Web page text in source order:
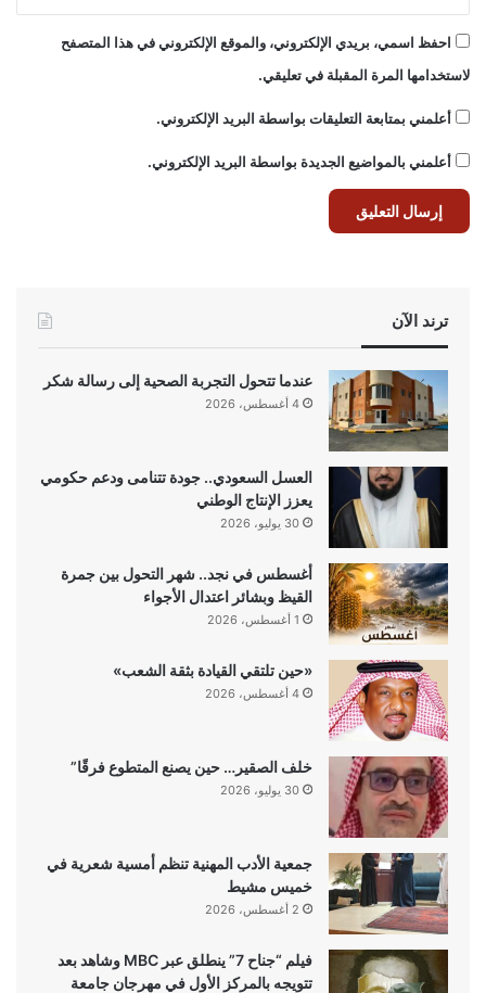
احفظ اسمي، بريدي الإلكتروني، والموقع الإلكتروني في هذا المتصفح
لاستخدامها المرة المقبلة في تعليقي.
أعلمني بمتابعة التعليقات بواسطة البريد الإلكتروني.
أعلمني بالمواضيع الجديدة بواسطة البريد الإلكتروني.
ترند الآن
عندما تتحول التجربة الصحية إلى رسالة شكر
4 أغسطس، 2026
العسل السعودي.. جودة تتنامى ودعم حكومي
يعزز الإنتاج الوطني
30 يوليو، 2026
أغسطس في نجد.. شهر التحول بين جمرة
القيظ وبشائر اعتدال الأجواء
1 أغسطس، 2026
«حين تلتقي القيادة بثقة الشعب»
4 أغسطس، 2026
خلف الصقير… حين يصنع المتطوع فرقًا”
30 يوليو، 2026
جمعية الأدب المهنية تنظم أمسية شعرية في
خميس مشيط
2 أغسطس، 2026
فيلم “جناح 7” ينطلق عبر MBC وشاهد بعد
تتويجه بالمركز الأول في مهرجان جامعة